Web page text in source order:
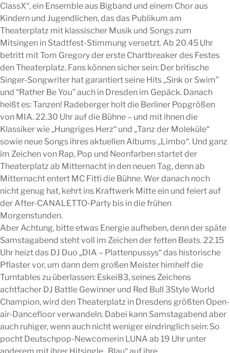
ClassX“, ein Ensemble aus Bigband und einem Chor aus
Kindern und Jugendlichen, das das Publikum am
Theaterplatz mit klassischer Musik und Songs zum
Mitsingen in Stadtfest-Stimmung versetzt. Ab 20.45 Uhr
betritt mit Tom Gregory der erste Chartbreaker des Festes
den Theaterplatz. Fans können sicher sein: Der britische
Singer-Songwriter hat garantiert seine Hits „Sink or Swim”
und “Rather Be You” auch in Dresden im Gepäck. Danach
heißt es: Tanzen! Radeberger holt die Berliner Popgrößen
von MIA. 22.30 Uhr auf die Bühne – und mit ihnen die
Klassiker wie „Hungriges Herz“ und „Tanz der Moleküle“
sowie neue Songs ihres aktuellen Albums „Limbo“. Und ganz
im Zeichen von Rap, Pop und Neonfarben startet der
Theaterplatz ab Mitternacht in den neuen Tag, denn ab
Mitternacht entert MC Fitti die Bühne. Wer danach noch
nicht genug hat, kehrt ins Kraftwerk Mitte ein und feiert auf
der After-CANALETTO-Party bis in die frühen
Morgenstunden.
Aber Achtung, bitte etwas Energie aufheben, denn der späte
Samstagabend steht voll im Zeichen der fetten Beats. 22.15
Uhr heizt das DJ Duo „DIA – Plattenpussys“ das historische
Pflaster vor, um dann dem großen Meister himhelf die
Turntables zu überlassen: Eskei83, seines Zeichens
achtfacher DJ Battle Gewinner und Red Bull 3Style World
Champion, wird den Theaterplatz in Dresdens größten Open-
air-Dancefloor verwandeln. Dabei kann Samstagabend aber
auch ruhiger, wenn auch nicht weniger eindringlich sein: So
pocht Deutschpop-Newcomerin LUNA ab 19 Uhr unter